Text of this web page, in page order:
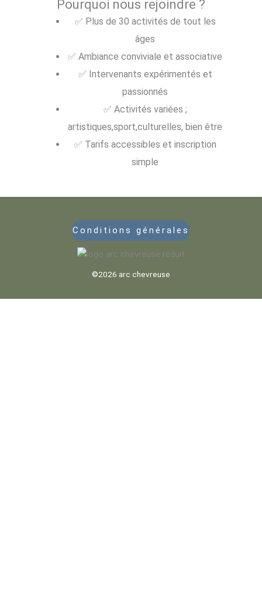
Pourquoi nous rejoindre ?
✅ Plus de 30 activités de tout les
âges
✅ Ambiance conviviale et associative
✅ Intervenants expérimentés et
passionnés
✅ Activités variées ;
artistiques,sport,culturelles, bien être
✅ Tarifs accessibles et inscription
simple
Conditions générales
©2026 arc chevreuse